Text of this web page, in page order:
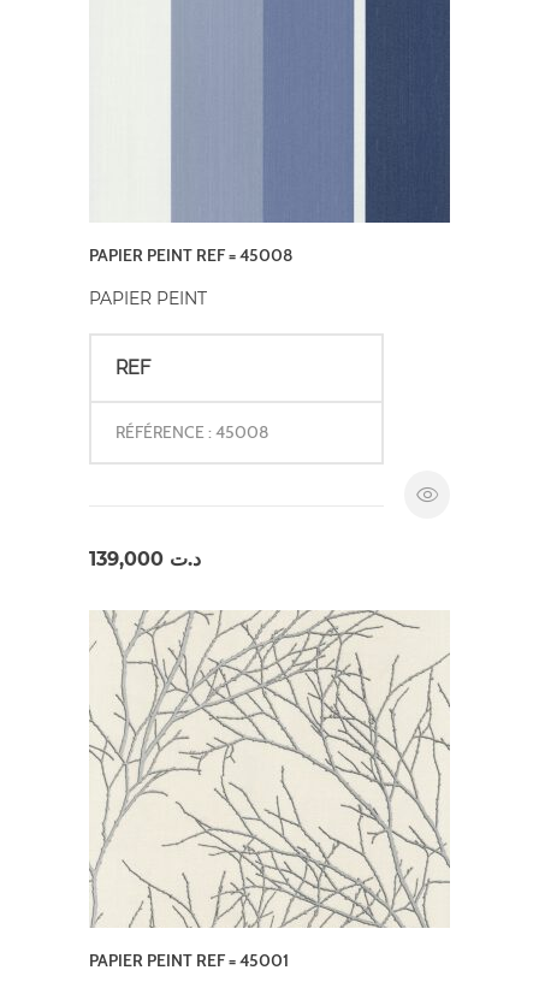
PAPIER PEINT REF = 45008
PAPIER PEINT
REF
RÉFÉRENCE : 45008
د.ت
PAPIER PEINT REF = 45001